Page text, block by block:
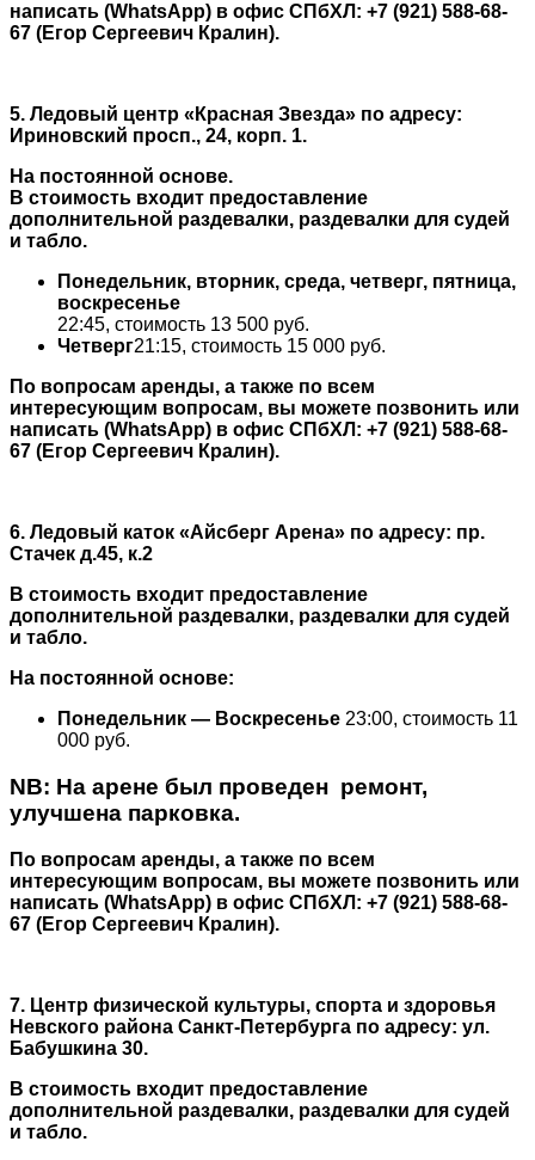
написать (WhatsApp) в офис СПбХЛ: +7 (921) 588-68-
67 (Егор Сергеевич Кралин).
5. Ледовый центр «Красная Звезда» по адресу:
Ириновский просп., 24, корп. 1.
На постоянной основе.
В стоимость входит предоставление
дополнительной раздевалки, раздевалки для судей
и табло.
Понедельник, вторник, среда, четверг, пятница,
воскресенье
22:45, стоимость 13 500 руб.
Четверг21:15, стоимость 15 000 руб.
По вопросам аренды, а также по всем
интересующим вопросам, вы можете позвонить или
написать (WhatsApp) в офис СПбХЛ: +7 (921) 588-68-
67 (Егор Сергеевич Кралин).
6. Ледовый каток «Айсберг Арена» по адресу: пр.
Стачек д.45, к.2
В стоимость входит предоставление
дополнительной раздевалки, раздевалки для судей
и табло.
На постоянной основе:
Понедельник — Воскресенье 23:00, стоимость 11
000 руб.
NB: На арене был проведен ремонт,
улучшена парковка.
По вопросам аренды, а также по всем
интересующим вопросам, вы можете позвонить или
написать (WhatsApp) в офис СПбХЛ: +7 (921) 588-68-
67 (Егор Сергеевич Кралин).
7. Центр физической культуры, спорта и здоровья
Невского района Санкт-Петербурга по адресу: ул.
Бабушкина 30.
В стоимость входит предоставление
дополнительной раздевалки, раздевалки для судей
и табло.